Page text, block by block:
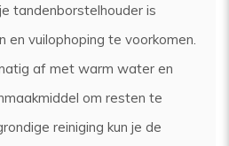
tandenborstelhouder is
en vuilophoping te voorkomen.
af met warm water en
om resten te
reiniging kun je de